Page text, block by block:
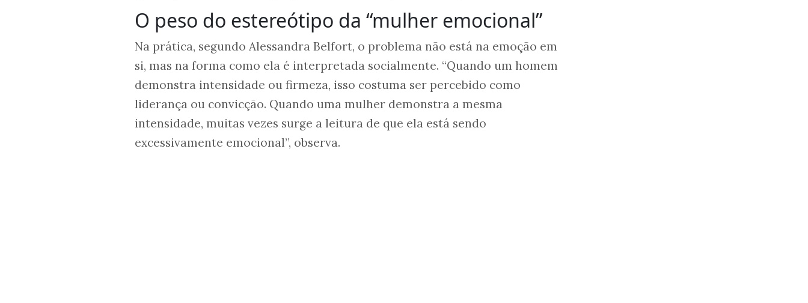
O peso do estereótipo da “mulher emocional”
Na prática, segundo Alessandra Belfort, o problema não está na emoção em
si, mas na forma como ela é interpretada socialmente. “Quando um homem
demonstra intensidade ou firmeza, isso costuma ser percebido como
liderança ou convicção. Quando uma mulher demonstra a mesma
intensidade, muitas vezes surge a leitura de que ela está sendo
excessivamente emocional”, observa.